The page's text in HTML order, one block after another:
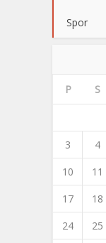
Spor
P S
3
4
10
11
17
18
24
25